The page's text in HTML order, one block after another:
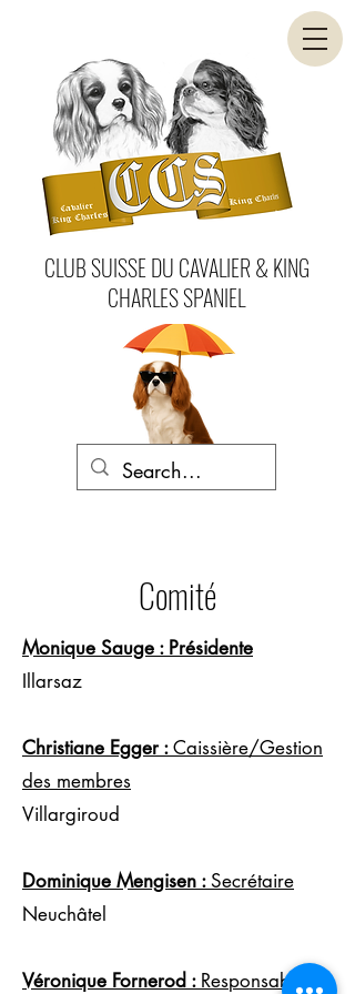
CLUB SUISSE DU CAVALIER & KING
CHARLES SPANIEL
Comité
Monique Sauge : Présidente
Illarsaz
Christiane Egger :Caissière/Gestion
des membres
Villargiroud
Dominique Mengisen : Secrétaire
Neuchâtel
Véronique Fornerod : Responsable